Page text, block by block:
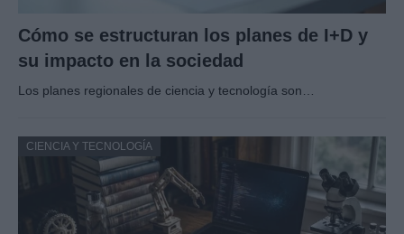
Cómo se estructuran los planes de I+D y
su impacto en la sociedad
Los planes regionales de ciencia y tecnología son…
CIENCIA Y TECNOLOGÍA